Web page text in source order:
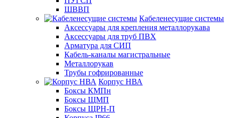
ШВВП
Кабеленесущие системы
Аксессуары для крепления металлорукава
Аксессуары для труб ПВХ
Арматура для СИП
Кабель-каналы магистральные
Металлорукав
Трубы гофрированные
Корпус НВА
Боксы КМПн
Боксы ЩМП
Боксы ЩРН-П